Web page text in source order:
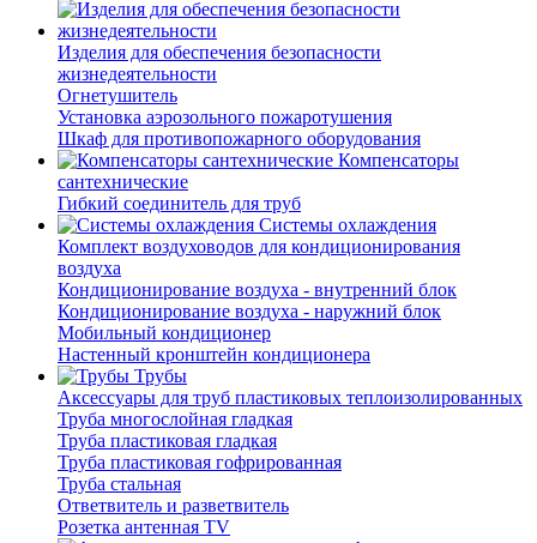
Изделия для обеспечения безопасности
жизнедеятельности
Огнетушитель
Установка аэрозольного пожаротушения
Шкаф для противопожарного оборудования
Компенсаторы
сантехнические
Гибкий соединитель для труб
Системы охлаждения
Комплект воздуховодов для кондиционирования
воздуха
Кондиционирование воздуха - внутренний блок
Кондиционирование воздуха - наружний блок
Мобильный кондиционер
Настенный кронштейн кондиционера
Трубы
Аксессуары для труб пластиковых теплоизолированных
Труба многослойная гладкая
Труба пластиковая гладкая
Труба пластиковая гофрированная
Труба стальная
Ответвитель и разветвитель
Розетка антенная TV